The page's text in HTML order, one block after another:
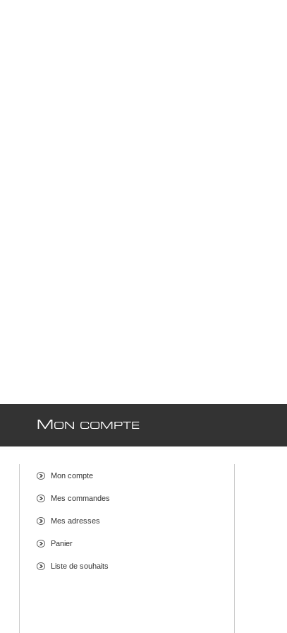
M ON COMPTE
Mon compte
Mes commandes
Mes adresses
Panier
Liste de souhaits